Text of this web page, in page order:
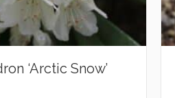
‘Arctic Snow’